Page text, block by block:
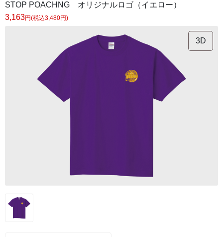
STOP POACHNG オリジナルロゴ（イエロー）
3,163円(税込3,480円)
3D